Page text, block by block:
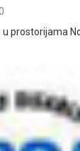
u prostorijama